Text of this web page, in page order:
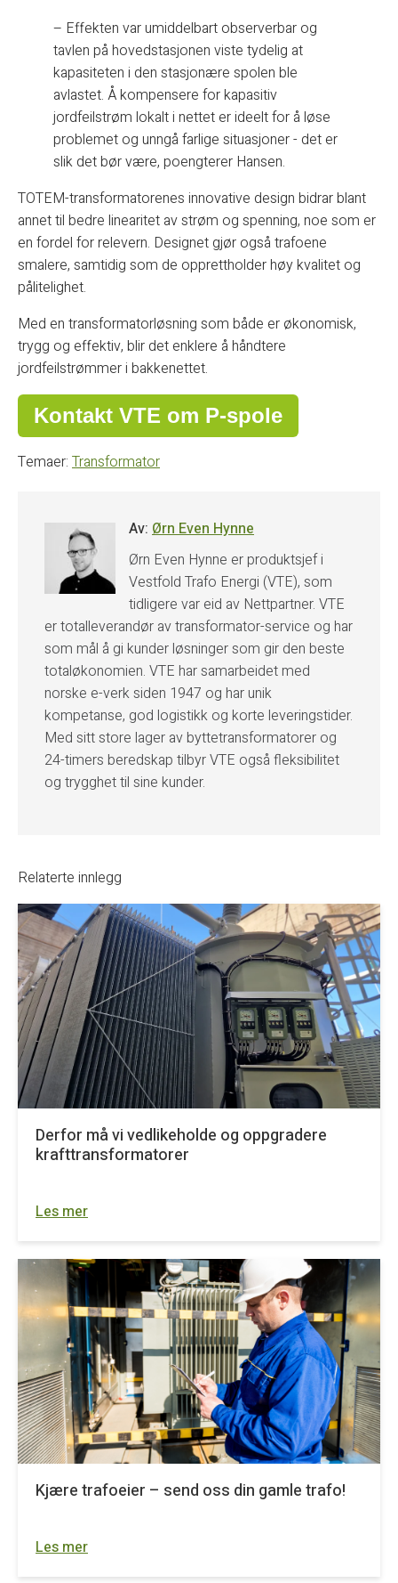
– Effekten var umiddelbart observerbar og
tavlen på hovedstasjonen viste tydelig at
kapasiteten i den stasjonære spolen ble
avlastet. Å kompensere for kapasitiv
jordfeilstrøm lokalt i nettet er ideelt for å løse
problemet og unngå farlige situasjoner - det er
slik det bør være, poengterer Hansen.
TOTEM-transformatorenes innovative design bidrar blant
annet til bedre linearitet av strøm og spenning, noe som er
en fordel for relevern. Designet gjør også trafoene
smalere, samtidig som de opprettholder høy kvalitet og
pålitelighet.
Med en transformatorløsning som både er økonomisk,
trygg og effektiv, blir det enklere å håndtere
jordfeilstrømmer i bakkenettet.
Kontakt VTE om P-spole
Temaer: Transformator
Av: Ørn Even Hynne
Ørn Even Hynne er produktsjef i
Vestfold Trafo Energi (VTE), som
tidligere var eid av Nettpartner. VTE
er totalleverandør av transformator-service og har
som mål å gi kunder løsninger som gir den beste
totaløkonomien. VTE har samarbeidet med
norske e-verk siden 1947 og har unik
kompetanse, god logistikk og korte leveringstider.
Med sitt store lager av byttetransformatorer og
24-timers beredskap tilbyr VTE også fleksibilitet
og trygghet til sine kunder.
Relaterte innlegg
Derfor må vi vedlikeholde og oppgradere
krafttransformatorer
Les mer
Kjære trafoeier – send oss din gamle trafo!
Les mer